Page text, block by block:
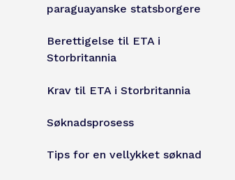
paraguayanske statsborgere
Berettigelse til ETA i
Storbritannia
Krav til ETA i Storbritannia
Søknadsprosess
Tips for en vellykket søknad